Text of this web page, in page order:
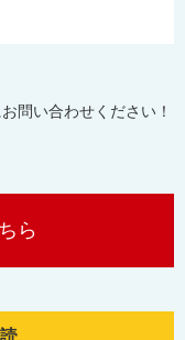
問い合わせください！
ら